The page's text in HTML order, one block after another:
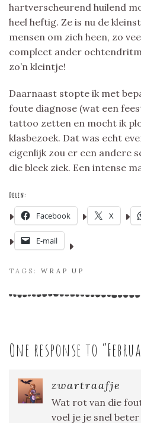
hartverscheurend huilend
heel heftig. Ze is nu de
mensen om zich heen, zo
compleet ander
zo’n kleintje!
Daarnaast stopte ik met
foute diagnose (wat een
tattoo zetten en mocht ik
klasbezoek. Dat was echt
eigenlijk zou er een andere
die bleek ziek. Een intense
Delen:
Facebook X
E-mail
TAGS: WRAP UP
One response to “
zwartraafje
Wat rot van die
voel je je snel